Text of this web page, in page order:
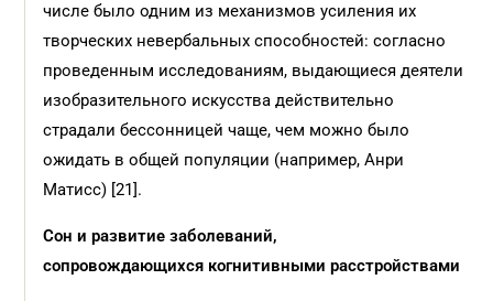
числе было одним из механизмов усиления их
творческих невербальных способностей: согласно
проведенным исследованиям, выдающиеся деятели
изобразительного искусства действительно
страдали бессонницей чаще, чем можно было
ожидать в общей популяции (например, Анри
Матисс) [21].
Сон и развитие заболеваний,
сопровождающихся когнитивными расстройствами